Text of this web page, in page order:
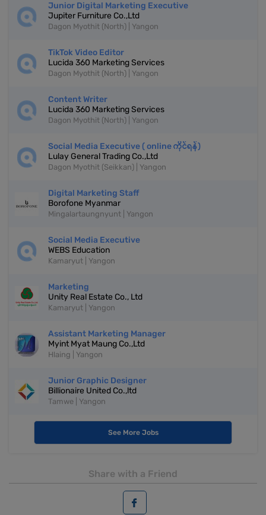
Junior Digital Marketing Executive
Jupiter Furniture Co.,Ltd
Dagon Myothit (North) | Yangon
TikTok Video Editor
Lucida 360 Marketing Services
Dagon Myothit (North) | Yangon
Content Writer
Lucida 360 Marketing Services
Dagon Myothit (North) | Yangon
Social Media Executive ( online ကိုင်ရန်)
Lulay General Trading Co.,Ltd
Dagon Myothit (Seikkan) | Yangon
Digital Marketing Staff
Borofone Myanmar
Mingalartaungnyunt | Yangon
Social Media Executive
WEBS Education
Kamaryut | Yangon
Marketing
Unity Real Estate Co., Ltd
Kamaryut | Yangon
Assistant Marketing Manager
Myint Myat Maung Co.,Ltd
Hlaing | Yangon
Junior Graphic Designer
Billionaire United Co.,ltd
Tamwe | Yangon
See More Jobs
Share with a Friend